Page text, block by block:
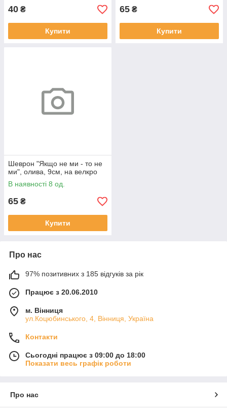
40 ₴
Купити
65 ₴
Купити
Шеврон "Якщо не ми - то не
ми", олива, 9см, на велкро
В наявності 8 од.
65 ₴
Купити
Про нас
97% позитивних з 185 відгуків за рік
Працює з 20.06.2010
м. Вінниця
ул.Коцюбинського, 4, Вінниця, Україна
Контакти
Сьогодні працює з 09:00 до 18:00
Показати весь графік роботи
Про нас